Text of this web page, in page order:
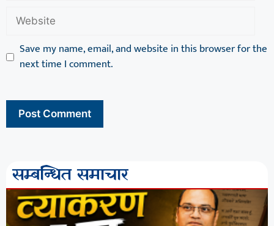
Save my name, email, and website in this browser for the
next time I comment.
सम्बन्धित समाचार